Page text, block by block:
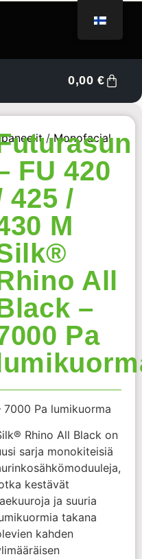
0,00€
/Monofacial
FU 420
425 /
M
All
–
Pa
7000 Pa lumikuorma
Rhino All Black on
sarja monokiteisiä
kestävät
ja suuria
takana
kahden